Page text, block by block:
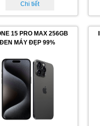
Chi tiết
15 PRO MAX 256GB
ĐEN MÁY ĐẸP 99%